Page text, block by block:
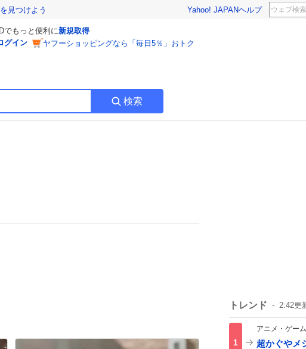
見つけよう Yahoo! JAPANヘルプ
IDでもっと便利に新規取得
グイン
ヤフーショッピングなら「毎日5％」おトク
検索
トレンド 2:42更
1
アニメ・ゲーム
超かぐやメ